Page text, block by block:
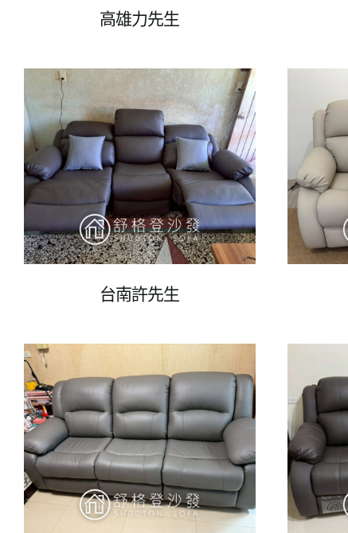
高雄力先生
台南許先生